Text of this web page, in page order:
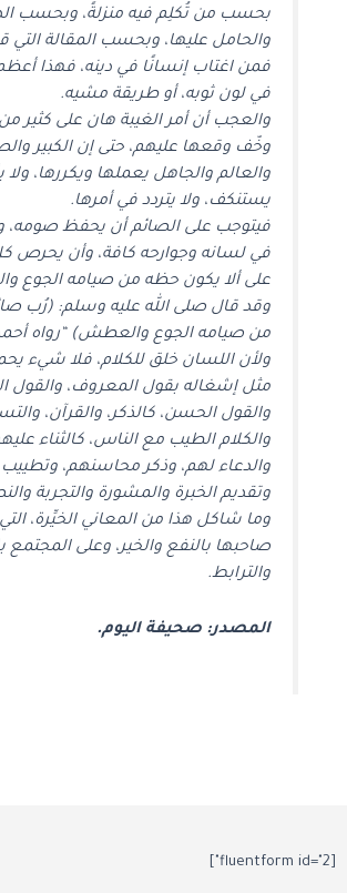
بحسب من تُكلِم فيه منزلةً، وبحسب
والحامل عليها، وبحسب المقالة التي
فمن اغتاب إنسانًا في دينه، فهذا
في لون ثوبه، أو طريقة مشيه.
والعجب أن أمر الغيبة هان على كثير
وخّف وقعها عليهم، حتى إن الكبير
والعالم والجاهل يعملها ويكررها، ولا
يستنكف، ولا يتردد في أمرها.
فيتوجب على الصائم أن يحفظ صومه،
في لسانه وجوارحه كافة، وأن يحرص
على ألا يكون حظه من صيامه الجوع
وقد قال صلى الله عليه وسلم: (رُب
من صيامه الجوع والعطش) “رواه
ولأن اللسان خلق للكلام، فلا شيء
مثل إشغاله بقول المعروف، والقول
والقول الحسن، كالذكر، والقرآن،
والكلام الطيب مع الناس، كالثناء
والدعاء لهم، وذكر محاسنهم،
وتقديم الخبرة والمشورة والتجربة
وما شاكل هذا من المعاني الخيِّرة،
صاحبها بالنفع والخير، وعلى المجتمع
والترابط.
المصدر: صحيفة اليوم.
[fluentform id="2"]